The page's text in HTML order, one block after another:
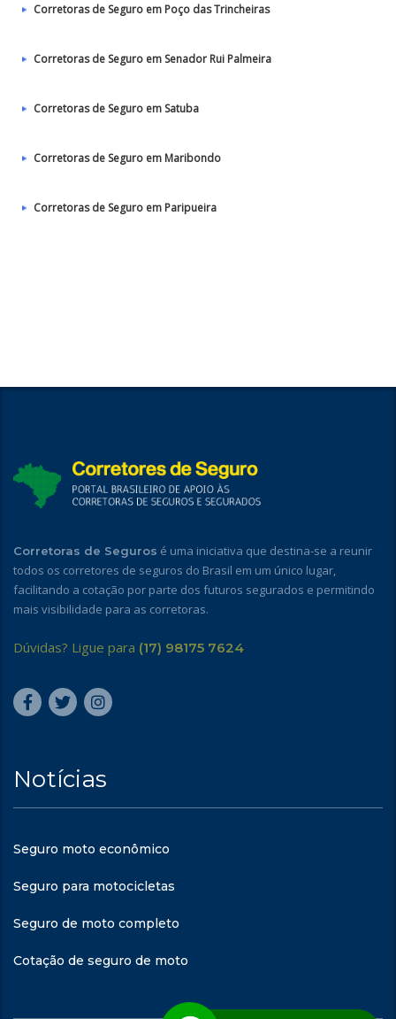
Corretoras de Seguro em Poço das Trincheiras
Corretoras de Seguro em Senador Rui Palmeira
Corretoras de Seguro em Satuba
Corretoras de Seguro em Maribondo
Corretoras de Seguro em Paripueira
Corretoras de Seguros é uma iniciativa que destina-se a reunir
todos os corretores de seguros do Brasil em um único lugar,
facilitando a cotação por parte dos futuros segurados e permitindo
mais visibilidade para as corretoras.
Dúvidas? Ligue para (17) 98175 7624
Notícias
Seguro moto econômico
Seguro para motocicletas
Seguro de moto completo
Cotação de seguro de moto